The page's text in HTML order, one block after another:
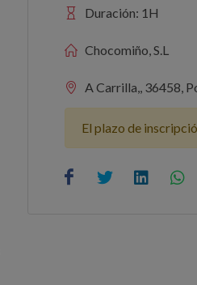
Duración: 1H
Chocomiño, S.L
A Carrilla,, 36458,
El plazo de